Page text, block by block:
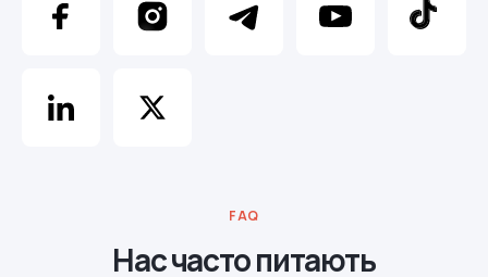
FAQ
Нас часто питають